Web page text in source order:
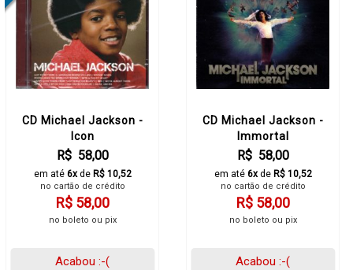
CD Michael Jackson -
Icon
R$ 58,00
em até 6xde R$ 10,52
no cartão de crédito
R$ 58,00
no boleto ou pix
Acabou :-(
CD Michael Jackson -
Immortal
R$ 58,00
em até 6xde R$ 10,52
no cartão de crédito
R$ 58,00
no boleto ou pix
Acabou :-(